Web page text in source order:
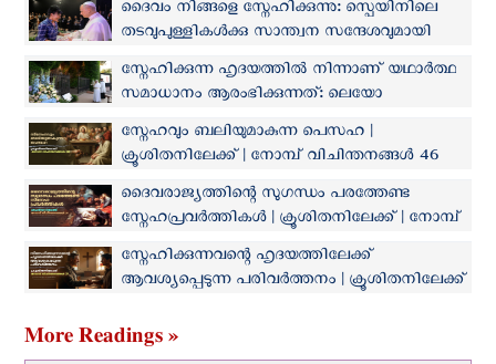
ദൈവം നിങ്ങളെ സ്നേഹിക്കുന്നു: സ്പെയിനിലെ
തടവുപുള്ളികള്‍ക്കു സാന്ത്വന സന്ദേശവുമായി
ലെയോ പാപ്പ
സ്നേഹിക്കുന്ന ഹൃദയത്തിൽ നിന്നാണ് യഥാർത്ഥ
സമാധാനം ആരംഭിക്കുന്നത്: ലെയോ
പതിനാലാമൻ പാപ്പ
സ്നേഹവും ബലിയുമാകുന്ന പെസഹ |
ക്രൂശിതനിലേക്ക് | നോമ്പ് വിചിന്തനങ്ങൾ 46
ദൈവരാജ്യത്തിന്റെ സുഗന്ധം പരത്തേണ്ട
സ്നേഹപ്രവര്‍ത്തികൾ | ക്രൂശിതനിലേക്ക് | നോമ്പ്
വിചിന്തനങ്ങൾ 31
സ്നേഹിക്കുന്നവന്റെ ഹൃദയത്തിലേക്ക്
ആവശ്യപ്പെടുന്ന പരിവർത്തനം | ക്രൂശിതനിലേക്ക്
More Readings »